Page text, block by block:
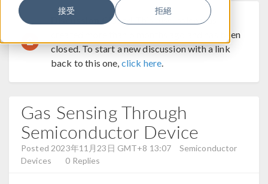
接受 拒絕
Discussion Closed
This discussion was
created more than 6 months ago and has been
closed. To start a new discussion with a link
back to this one, click here.
Gas Sensing Through
Semiconductor Device
Posted 2023年11月23日 GMT+8 13:07
Semiconductor
Devices
0 Replies